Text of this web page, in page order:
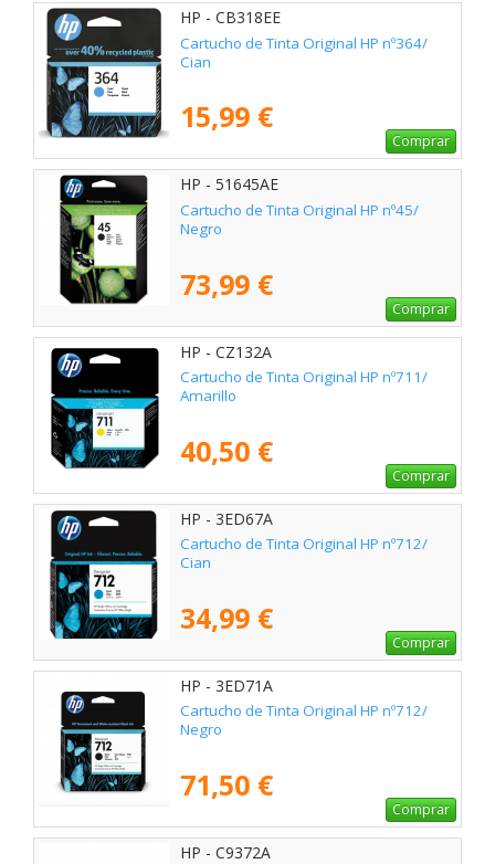
HP - CB318EE
Cartucho de Tinta Original HP nº364/
Cian
15,99 €
Comprar
HP - 51645AE
Cartucho de Tinta Original HP nº45/
Negro
73,99 €
Comprar
HP - CZ132A
Cartucho de Tinta Original HP nº711/
Amarillo
40,50 €
Comprar
HP - 3ED67A
Cartucho de Tinta Original HP nº712/
Cian
34,99 €
Comprar
HP - 3ED71A
Cartucho de Tinta Original HP nº712/
Negro
71,50 €
Comprar
HP - C9372A